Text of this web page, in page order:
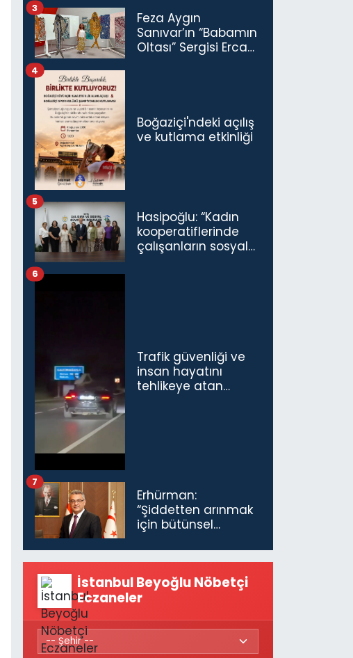
kesintisi…
Feza Aygın
Sanıvar’ın “Babamın
Oltası” Sergisi Ercan
3
Boğaziçi'ndeki açılış
ve kutlama etkinliği
4
Hasipoğlu: “Kadın
kooperatiflerinde
çalışanların sosyal
5
Trafik güvenliği ve
insan hayatını
tehlikeye atan
6
Erhürman:
“Şiddetten arınmak
için bütünsel
konuşmamız
7
İstanbul Beyoğlu Nöbetçi
Eczaneler